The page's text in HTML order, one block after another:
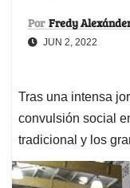
Por Fredy
JUN 2, 2022
Tras una intensa
convulsión social
tradicional y los